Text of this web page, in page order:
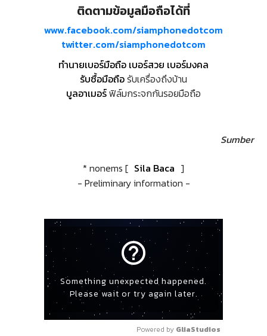
ติดตามข้อมูลมือถือได้ที่
www.facebook.com/siamphonedotcom
twitter.com/siamphonedotcom
ทำนายเบอร์มือถือ เบอร์สวย เบอร์มงคล
รับซื้อมือถือรับเครื่องถึงบ้าน
บูลอาเมอร์ฟิล์มกระจกกันรอยมือถือ
Sumber
* nonems [ Sila Baca ]
- Preliminary information -
help_outline
Something unexpected happened.
Please wait or try again later.
Powered by GliaStudios